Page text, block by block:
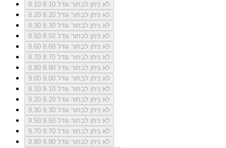
8.10
לא ניתן לבחור גודל 8.10
8.20
לא ניתן לבחור גודל 8.20
8.30
לא ניתן לבחור גודל 8.30
8.50
לא ניתן לבחור גודל 8.50
8.60
לא ניתן לבחור גודל 8.60
8.70
לא ניתן לבחור גודל 8.70
8.80
לא ניתן לבחור גודל 8.80
9.00
לא ניתן לבחור גודל 9.00
9.10
לא ניתן לבחור גודל 9.10
9.20
לא ניתן לבחור גודל 9.20
9.30
לא ניתן לבחור גודל 9.30
9.50
לא ניתן לבחור גודל 9.50
9.70
לא ניתן לבחור גודל 9.70
9.80
לא ניתן לבחור גודל 9.80